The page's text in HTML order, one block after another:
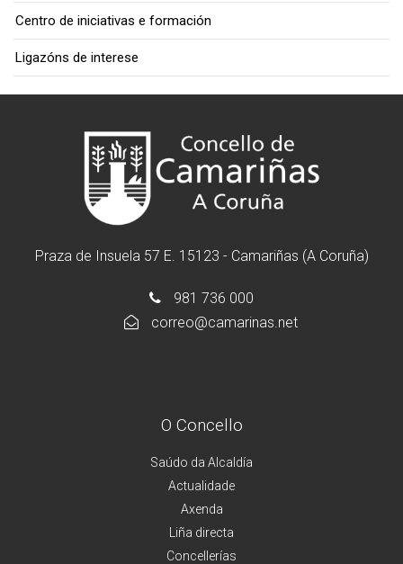
Centro de iniciativas e formación
Ligazóns de interese
Praza de Insuela 57 E. 15123 - Camariñas (A Coruña)
981 736 000
correo@camarinas.net
O Concello
Saúdo da Alcaldía
Actualidade
Axenda
Liña directa
Concellerías